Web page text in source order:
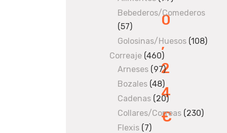
0
,
2
4
€
products
Bebederos/Comederos
5757
products
Golosinas/Huesos 108108
Correaje 460460
products
Arneses 9797
products
Bozales 4848
products
Cadenas 2020
products
Collares/Correas 230230
Flexis 77